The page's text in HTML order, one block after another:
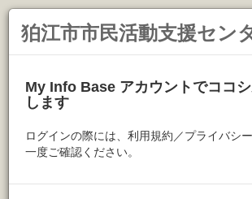
狛江市市民活動支援セン
My Info Base アカウントでココ
します
ログインの際には、利用規約／プライバシ
一度ご確認ください。